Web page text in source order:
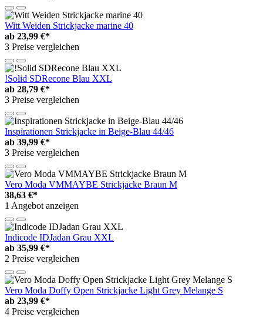
Witt Weiden Strickjacke marine 40
ab 23,99 €*
3 Preise vergleichen
!Solid SDRecone Blau XXL
ab 28,79 €*
3 Preise vergleichen
Inspirationen Strickjacke in Beige-Blau 44/46
ab 39,99 €*
3 Preise vergleichen
Vero Moda VMMAYBE Strickjacke Braun M
38,63 €*
1 Angebot anzeigen
Indicode IDJadan Grau XXL
ab 35,99 €*
2 Preise vergleichen
Vero Moda Doffy Open Strickjacke Light Grey Melange S
ab 23,99 €*
4 Preise vergleichen